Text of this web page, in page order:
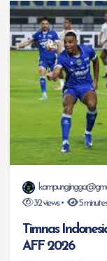
32 views
5
Timnas
AFF 2026